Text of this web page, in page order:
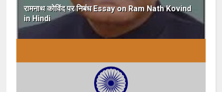
रामनाथ कोविंद पर निबंध Essay on Ram Nath Kovind
in Hindi